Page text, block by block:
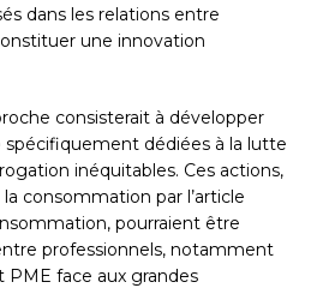
dans les relations entre
une innovation
consisterait à développer
spécifiquement dédiées à la lutte
inéquitables. Ces actions,
consommation par l’article
pourraient être
professionnels, notamment
face aux grandes